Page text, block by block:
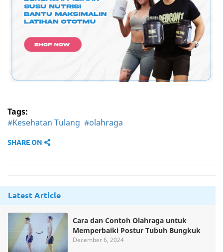
Tags:
#Kesehatan Tulang #olahraga
SHARE ON
Latest Article
Cara dan Contoh Olahraga untuk
Memperbaiki Postur Tubuh Bungkuk
December 6, 2024